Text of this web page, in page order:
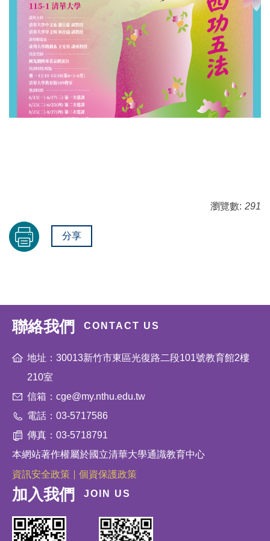
瀏覽數: 291
分享
聯絡我們 CONTACT US
地址：30013新竹市東區光復路二段101號教育館2樓
210室
信箱：cge@my.nthu.edu.tw
電話：03-5717586
傳真：03-5718791
本網站著作權屬於國立清華大學通識教育中心
資訊安全政策
個資保護政策
加入我們 JOIN US